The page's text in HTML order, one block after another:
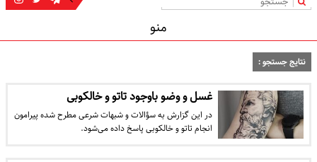
منو
نتایج جستجو :
غسل و وضو باوجود تاتو و خالکوبی
در این گزارش به سؤالات و شبهات شرعی مطرح شده پیرامون
انجام تاتو و خالکوبی پاسخ داده می‌شود.